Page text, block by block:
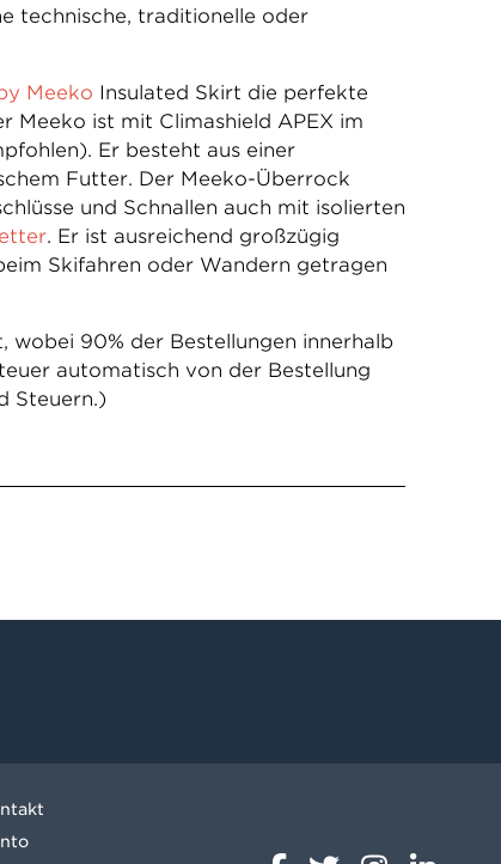
technische, traditionelle oder
Meeko Insulated Skirt die perfekte
Meeko ist mit Climashield APEX im
Er besteht aus einer
Futter. Der Meeko-Überrock
und Schnallen auch mit isolierten
. Er ist ausreichend großzügig
Skifahren oder Wandern getragen
wobei 90% der Bestellungen innerhalb
automatisch von der Bestellung
Steuern.)